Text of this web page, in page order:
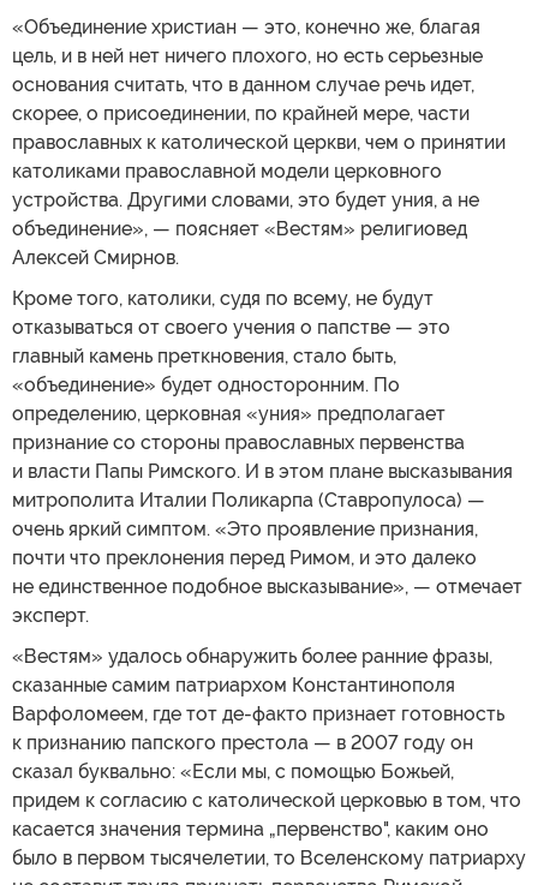
«Объединение христиан — это, конечно же, благая
цель, и в ней нет ничего плохого, но есть серьезные
основания считать, что в данном случае речь идет,
скорее, о присоединении, по крайней мере, части
православных к католической церкви, чем о принятии
католиками православной модели церковного
устройства. Другими словами, это будет уния, а не
объединение», — поясняет «Вестям» религиовед
Алексей Смирнов.
Кроме того, католики, судя по всему, не будут
отказываться от своего учения о папстве — это
главный камень преткновения, стало быть,
«объединение» будет односторонним. По
определению, церковная «уния» предполагает
признание со стороны православных первенства
и власти Папы Римского. И в этом плане высказывания
митрополита Италии Поликарпа (Ставропулоса) —
очень яркий симптом. «Это проявление признания,
почти что преклонения перед Римом, и это далеко
не единственное подобное высказывание», — отмечает
эксперт.
«Вестям» удалось обнаружить более ранние фразы,
сказанные самим патриархом Константинополя
Варфоломеем, где тот де-факто признает готовность
к признанию папского престола — в 2007 году он
сказал буквально: «Если мы, с помощью Божьей,
придем к согласию с католической церковью в том, что
касается значения термина „первенство", каким оно
было в первом тысячелетии, то Вселенскому патриарху